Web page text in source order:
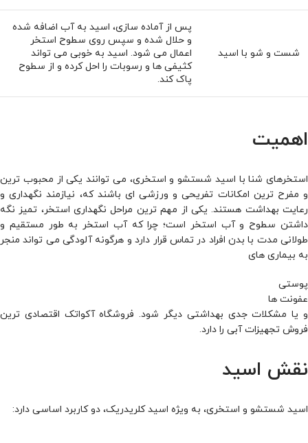
شست و شو با اسید
پس از آماده ‌سازی، اسید به آب اضافه شده
و حلال شده و سپس روی سطوح استخر
اعمال می شود. اسید به خوبی می تواند
کثیفی ها و رسوبات را احل کرده و از سطوح
پاک کند.
اهمیت
استخرهای شنا با اسید شستشو و استخری، می توانند یکی از محبوب ‌ترین
و مفرح‌ ترین امکانات تفریحی و ورزشی ای باشند که، نیازمند نگهداری و
رعایت بهداشت هستند. یکی از مهم ترین مراحل نگهداری استخر، تمیز نگه
داشتن سطوح و آب استخر است؛ چرا که آب استخر به طور مستقیم و
طولانی ‌مدت با بدن افراد در تماس قرار دارد و هرگونه آلودگی می ‌تواند منجر
به بیماری های
پوستی
عفونت ها
و یا مشکلات جدی بهداشتی دیگر شود. فروشگاه آکواتک اقتصادی ترین
فروش تجهیزات آبی را دارد.
نقش اسید
اسید شستشو و استخری، به ویژه اسید کلریدریک، دو کاربرد اساسی دارد: